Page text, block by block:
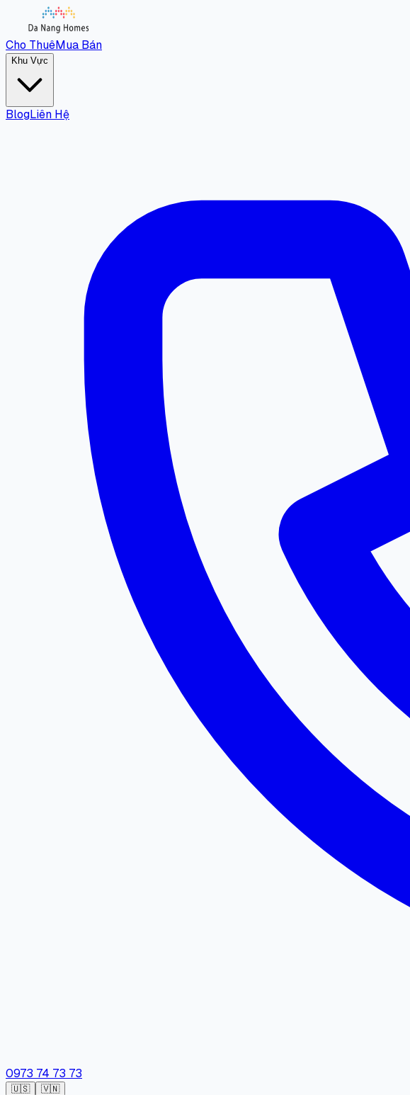
Cho ThuêMua Bán
Khu Vực
BlogLiên Hệ
0973 74 73 73
🇺🇸 🇻🇳